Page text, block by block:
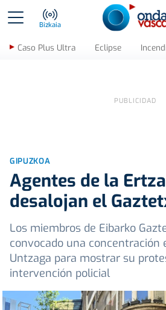
Bizkaia
Caso Plus Ultra Eclipse
GIPUZKOA
Agentes de la
desalojan el
Los miembros de Eibarko
convocado una concentración
Untzaga para mostrar su
intervención policial